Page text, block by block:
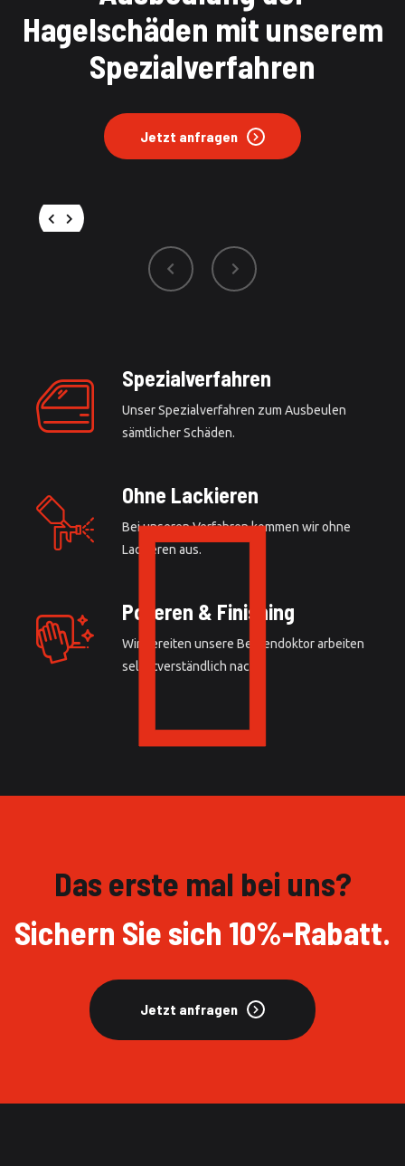
Hagelschäden mit unserem
Spezialverfahren
Jetzt anfragen
Spezialverfahren
Unser Spezialverfahren zum Ausbeulen
sämtlicher Schäden.
Ohne Lackieren
Bei unseren Verfahren kommen wir ohne
Lackieren aus.
Polieren & Finishing
Wir bereiten unsere Beulendoktor arbeiten
selbstverständlich nach.
Das erste mal bei uns?
Sichern Sie sich 10%-Rabatt.
Jetzt anfragen